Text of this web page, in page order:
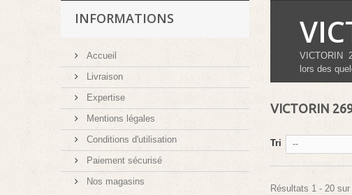
INFORMATIONS
Accueil
Livraison
Expertise
Mentions légales
Conditions d'utilisation
Paiement sécurisé
Nos magasins
VICTORIN
lors des
VICTORIN
Tri --
Résultats 1 - 20 sur